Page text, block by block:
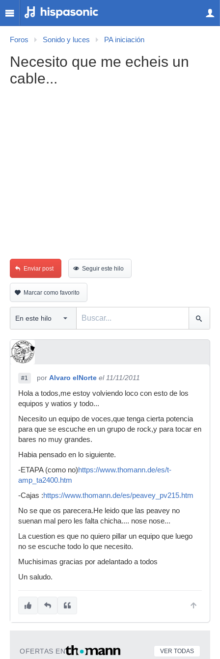
Foros Sonido y luces PA iniciación
Necesito que me echeis un
cable...
Enviar post Seguir este hilo
Marcar como favorito
#1 por Alvaro elNorte el 11/11/2011
Hola a todos,me estoy volviendo loco con esto de los
equipos y watios y todo...
Necesito un equipo de voces,que tenga cierta potencia
para que se escuche en un grupo de rock,y para tocar en
bares no muy grandes.
Habia pensado en lo siguiente.
-ETAPA (como no)https://www.thomann.de/es/t-
amp_ta2400.htm
-Cajas :https://www.thomann.de/es/peavey_pv215.htm
No se que os parecera.He leido que las peavey no
suenan mal pero les falta chicha.... nose nose...
La cuestion es que no quiero pillar un equipo que luego
no se escuche todo lo que necesito.
Muchisimas gracias por adelantado a todos
Un saludo.
OFERTAS EN VER TODAS